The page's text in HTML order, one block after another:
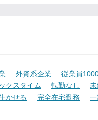
外資系企業 従業員
クスタイム 転勤なし
かせる 完全在宅勤務